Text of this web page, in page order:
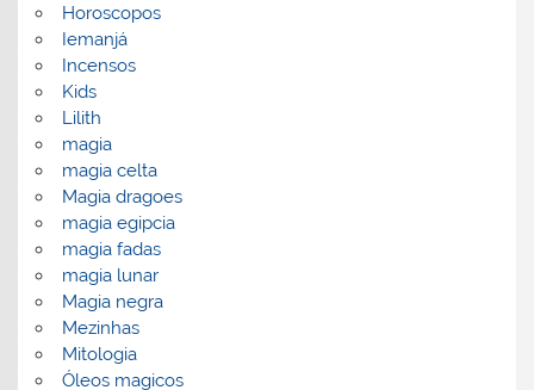
Horoscopos
Iemanjá
Incensos
Kids
Lilith
magia
magia celta
Magia dragoes
magia egipcia
magia fadas
magia lunar
Magia negra
Mezinhas
Mitologia
Óleos magicos